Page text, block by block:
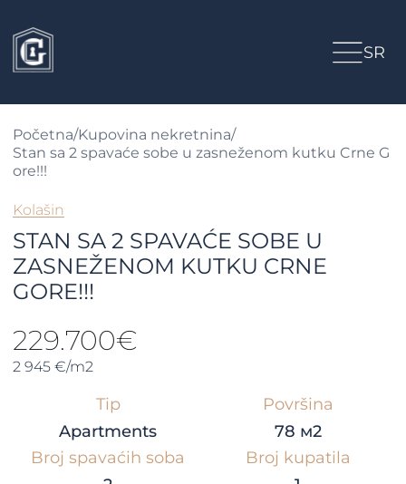
SR
Početna/Kupovina nekretnina/
Stan sa 2 spavaće sobe u zasneženom kutku Crne G
ore!!!
Kolašin
STAN SA 2 SPAVAĆE SOBE U
ZASNEŽENOM KUTKU CRNE
GORE!!!
229.700€
2 945 €/m2
Tip
Apartments
Površina
78 м2
Broj spavaćih soba
Broj kupatila